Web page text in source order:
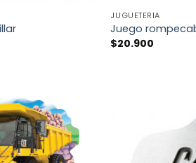
JUGUETERÍA
Juego
$20.900
AÑADIR
A LA
LISTA
DE